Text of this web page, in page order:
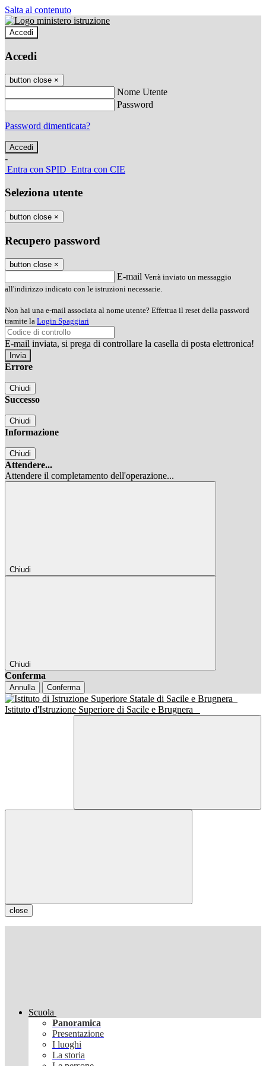
Salta al contenuto
Accedi
Accedi
button close ×
Nome Utente
Password
Password dimenticata?
-
Entra con SPID Entra con CIE
Seleziona utente
button close ×
Recupero password
button close ×
E-mail Verrà inviato un messaggio
all'indirizzo indicato con le istruzioni necessarie.
Non hai una e-mail associata al nome utente? Effettua il reset della password
tramite la Login Spaggiari
E-mail inviata, si prega di controllare la casella di posta elettronica!
Errore
Chiudi
Successo
Chiudi
Informazione
Chiudi
Attendere...
Attendere il completamento dell'operazione...
Chiudi
Chiudi
Conferma
Annulla Conferma
Istituto d'Istruzione Superiore di Sacile e Brugnera
close
Scuola
Panoramica
Presentazione
I luoghi
La storia